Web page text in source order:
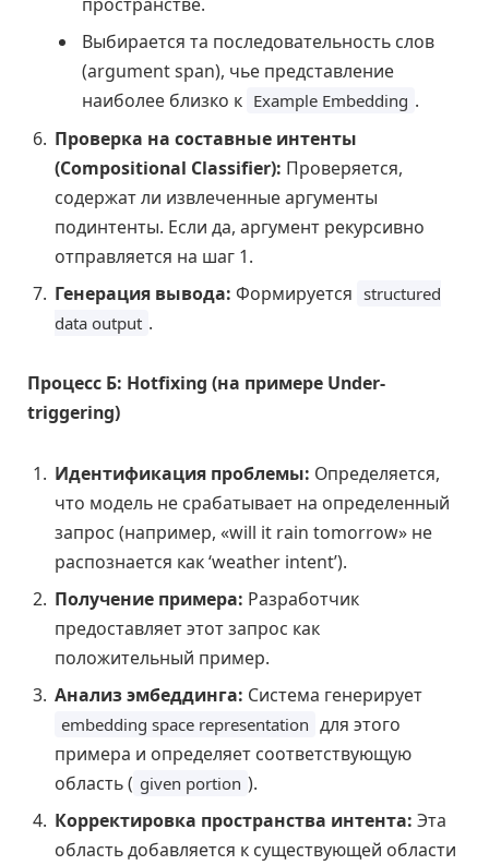
Выбирается та последовательность слов
(argument span), чье представление
наиболее близко к Example Embedding .
Проверка на составные интенты
(Compositional Classifier): Проверяется,
содержат ли извлеченные аргументы
подинтенты. Если да, аргумент рекурсивно
отправляется на шаг 1.
Генерация вывода: Формируется structured
data output .
Процесс Б: Hotfixing (на примере Under-
triggering)
Идентификация проблемы: Определяется,
что модель не срабатывает на определенный
запрос (например, «will it rain tomorrow» не
распознается как ‘weather intent’).
Получение примера: Разработчик
предоставляет этот запрос как
положительный пример.
Анализ эмбеддинга: Система генерирует
embedding space representation для этого
примера и определяет соответствующую
область ( given portion ).
Корректировка пространства интента: Эта
область добавляется к существующей области